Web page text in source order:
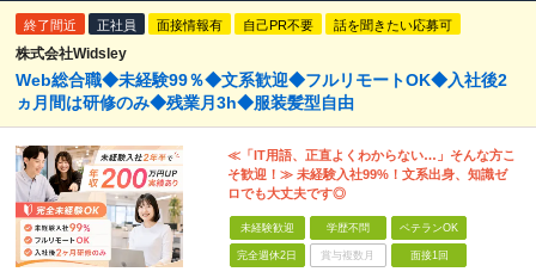
終了間近 正社員 面接情報有 自己PR不要 話を聞きたい応募可
株式会社Widsley
Web総合職◆未経験99％◆文系歓迎◆フルリモートOK◆入社後2
ヵ月間は研修のみ◆残業月3h◆服装髪型自由
≪「IT用語、正直よくわからない…」そんな方こ
そ歓迎！≫ 未経験入社99%！文系出身、知識ゼ
ロでも大丈夫です◎
未経験歓迎 学歴不問 ベテランOK
完全週休2日 賞与複数月 面接1回